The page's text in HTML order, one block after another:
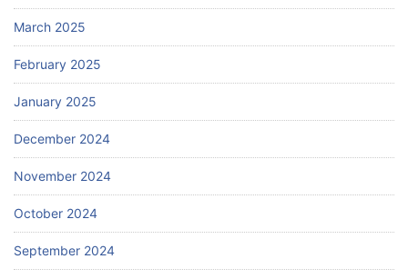
March 2025
February 2025
January 2025
December 2024
November 2024
October 2024
September 2024